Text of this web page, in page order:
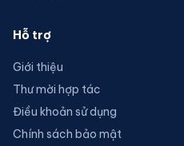
Hỗ trợ
Giới thiệu
Thư mời hợp tác
Điều khoản sử dụng
Chính sách bảo mật